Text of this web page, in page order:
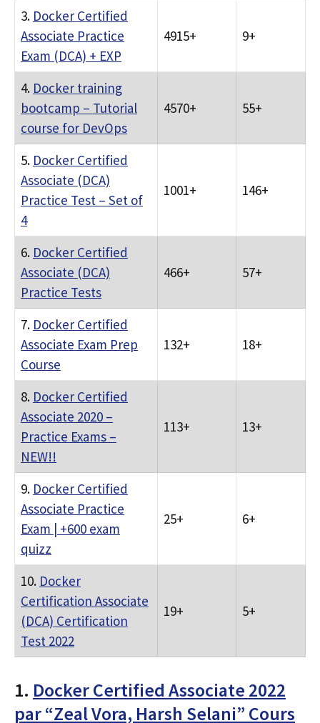
3. Docker Certified
Associate Practice
Exam (DCA) + EXP
4915+ 9+
4. Docker training
bootcamp – Tutorial
course for DevOps
4570+ 55+
5. Docker Certified
Associate (DCA)
Practice Test – Set of
4
1001+ 146+
6. Docker Certified
Associate (DCA)
Practice Tests
466+ 57+
7. Docker Certified
Associate Exam Prep
Course
132+ 18+
8. Docker Certified
Associate 2020 –
Practice Exams –
NEW!!
113+ 13+
9. Docker Certified
Associate Practice
Exam | +600 exam
quizz
25+ 6+
10. Docker
Certification Associate
(DCA) Certification
Test 2022
19+ 5+
1. Docker Certified Associate 2022
par “Zeal Vora, Harsh Selani” Cours